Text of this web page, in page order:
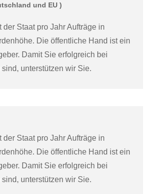
und EU )
der Staat pro Jahr Aufträge in
Die öffentliche Hand ist ein
Damit Sie erfolgreich bei
unterstützen wir Sie.
der Staat pro Jahr Aufträge in
Die öffentliche Hand ist ein
Damit Sie erfolgreich bei
unterstützen wir Sie.